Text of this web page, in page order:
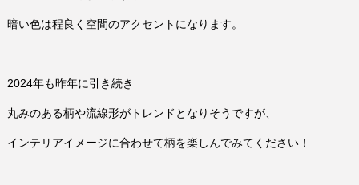
暗い色は程良く空間のアクセントになります。
2024年も昨年に引き続き
丸みのある柄や流線形がトレンドとなりそうですが、
インテリアイメージに合わせて柄を楽しんでみてください！